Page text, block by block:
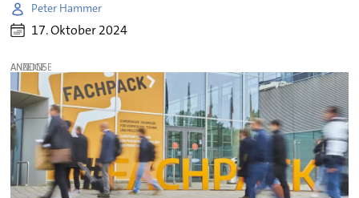
Peter Hammer
17. Oktober 2024
ANZEIGE